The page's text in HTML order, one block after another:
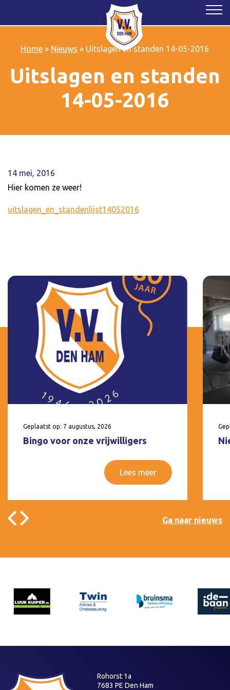
Home » Nieuws » Uitslagen en standen 14-05-2016
Uitslagen en standen
14-05-2016
14 mei, 2016
Hier komen ze weer!
uitslagen_en_standenlijst14052016
Geplaatst op: 7 augustus, 2026
Bingo voor onze vrijwilligers
Lees meer
Ga naar nieuws
Rohorst 1a
7683 PE Den Ham